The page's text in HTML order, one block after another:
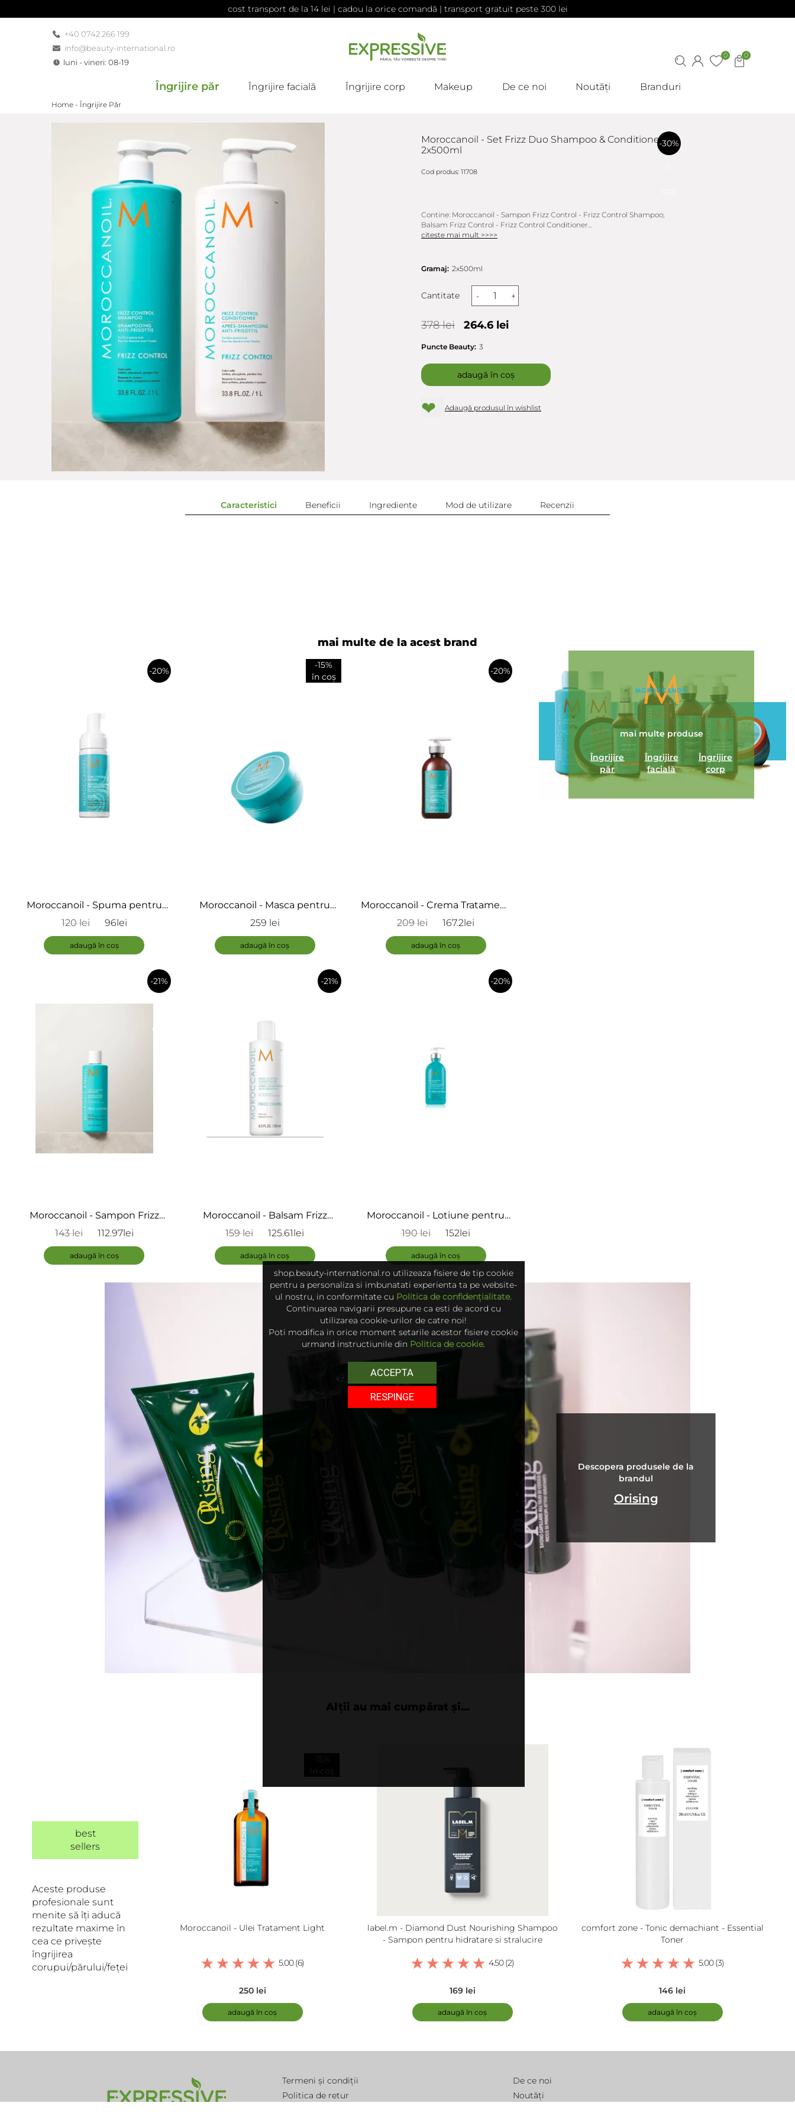
cost transport de la 14 lei | cadou la orice comandă | transport gratuit peste 300 lei
+40 0742 266 199
info@beauty-international.ro
luni - vineri: 08-19
0
0
Îngrijire păr Îngrijire facială Îngrijire corp Makeup De ce noi Noutăți Branduri
Home - Îngrijire Păr
Moroccanoil - Set Frizz Duo Shampoo & Conditioner
2x500ml
-30%
Cod produs: 11708
Contine: Moroccanoil - Sampon Frizz Control - Frizz Control Shampoo;
Balsam Frizz Control - Frizz Control Conditioner...
citeste mai mult >>>>
Gramaj: 2x500ml
Cantitate - +
378 lei 264.6 lei
Puncte Beauty: 3
adaugă în coș
❤ Adaugă produsul în wishlist
Caracteristici Beneficii Ingrediente Mod de utilizare Recenzii
Adaugă review
mai multe de la acest brand
-20%
Moroccanoil - Spuma pentru
Par Cret - Curl Control Mousse
120 lei 96lei
adaugă în coș
-15%
în coș
Moroccanoil - Masca pentru
Netezire - Smoothing Mask
259 lei
adaugă în coș
-20%
Moroccanoil - Crema Tratament
Intensiv pentru Bucle - Intense
209 lei 167.2lei
adaugă în coș
-21%
coș
Moroccanoil - Sampon Frizz
Control - Frizz Control Shampoo
143 lei 112.97lei
adaugă în coș
-21%
Moroccanoil - Balsam Frizz
Control - Frizz Control
159 lei 125.61lei
adaugă în coș
-20%
Moroccanoil - Lotiune pentru
netezire - Frizz Smoothing
190 lei 152lei
adaugă în coș
mai multe produse
Îngrijire
păr
Îngrijire
facială
Îngrijire
corp
Descopera produsele de la
brandul
Orising
Alții au mai cumpărat și...
best
sellers
Aceste produse
profesionale sunt
menite să îți aducă
rezultate maxime în
cea ce privește
îngrijirea
corupui/părului/feței
-15%
în coș
Moroccanoil - Ulei Tratament Light
5.00 (6)
250 lei
adaugă în coș
label.m - Diamond Dust Nourishing Shampoo
- Sampon pentru hidratare si stralucire
4.50 (2)
169 lei
adaugă în coș
comfort zone - Tonic demachiant - Essential
Toner
5.00 (3)
146 lei
adaugă în coș
Termeni și condiții
Politica de retur
De ce noi
Noutăți
shop.beauty-international.ro utilizeaza fisiere de tip cookie
pentru a personaliza si imbunatati experienta ta pe website-
ul nostru, in conformitate cu Politica de confidențialitate.
Continuarea navigarii presupune ca esti de acord cu
utilizarea cookie-urilor de catre noi!
Poti modifica in orice moment setarile acestor fisiere cookie
urmand instructiunile din Politica de cookie.
ACCEPTA
RESPINGE